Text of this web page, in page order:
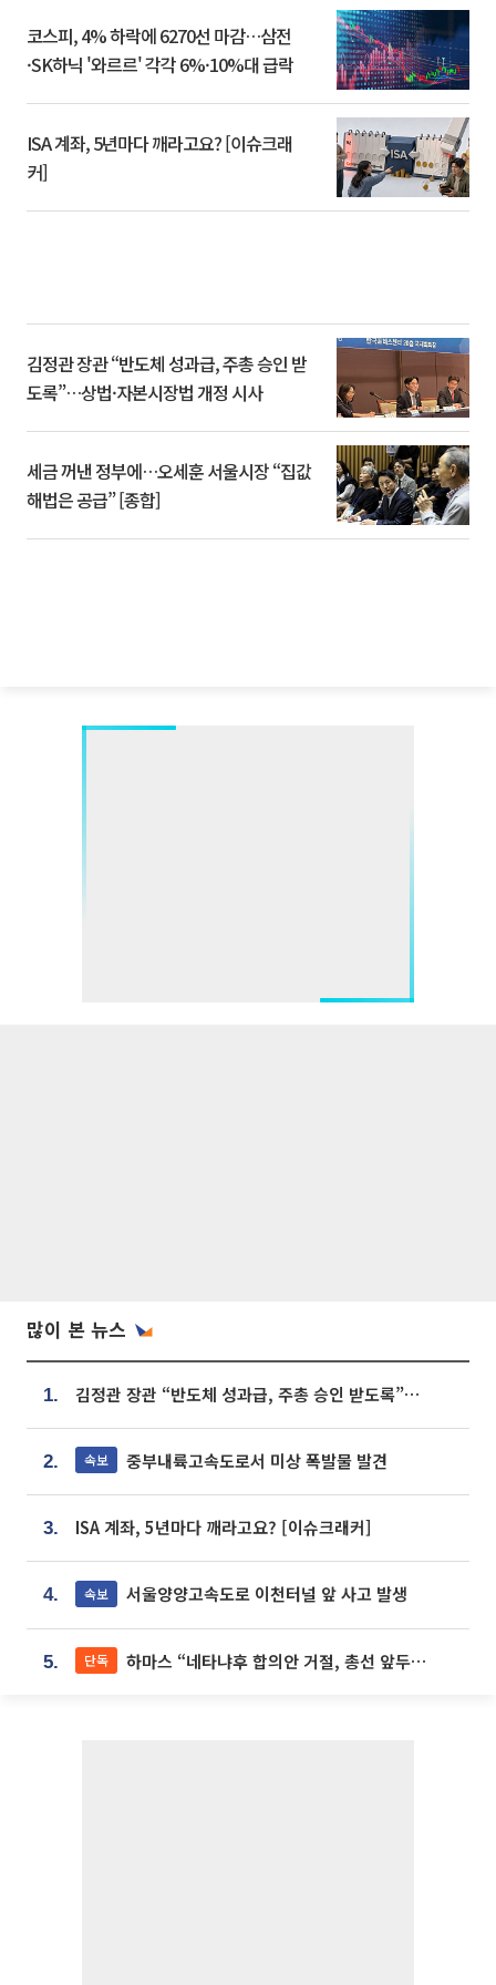
코스피, 4% 하락에 6270선 마감…삼전
·SK하닉 '와르르' 각각 6%·10%대 급락
ISA 계좌, 5년마다 깨라고요? [이슈크래
커]
김정관 장관 “반도체 성과급, 주총 승인 받
도록”…상법·자본시장법 개정 시사
세금 꺼낸 정부에…오세훈 서울시장 “집값
해법은 공급” [종합]
많이 본 뉴스
1. 김정관 장관 “반도체 성과급, 주총 승인 받도록”…상법·자본시장법 개정 시사
2. 속보 중부내륙고속도로서 미상 폭발물 발견
3. ISA 계좌, 5년마다 깨라고요? [이슈크래커]
4. 속보 서울양양고속도로 이천터널 앞 사고 발생
5. 단독 하마스 “네타냐후 합의안 거절, 총선 앞두고 시간 끌기”